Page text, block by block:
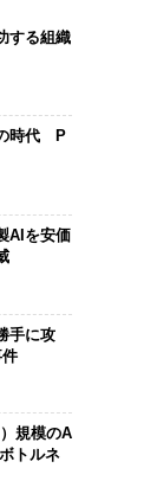
する組織
時代 P
AIを安価
手に攻
規模のA
トルネ